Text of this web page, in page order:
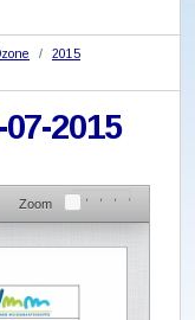
2015
2015
Zoom